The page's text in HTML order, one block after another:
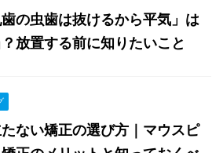
歯の虫歯は抜けるから平気」は
放置する前に知りたいこと
たない矯正の選び方｜マウスピ